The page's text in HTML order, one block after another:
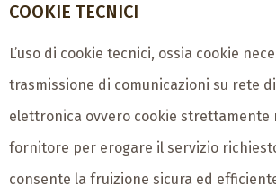
COOKIE TECNICI
L’uso di cookie tecnici, ossia cookie
trasmissione di comunicazioni su rete
elettronica ovvero cookie strettamente
fornitore per erogare il servizio
consente la fruizione sicura ed